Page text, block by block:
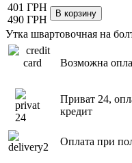
401 ГРН
490 ГРН
Утка швартовочная на
Возможна
Приват 24,
кредит
Оплата при